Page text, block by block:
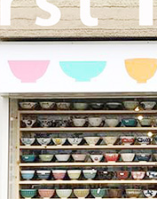
日 東海テレビ 『ニュ
海地方の専門店」コー
春日井店が紹介されま